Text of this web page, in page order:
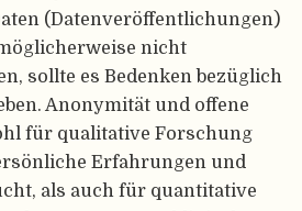
(Datenveröffentlichungen)
nicht
sollte es Bedenken bezüglich
Anonymität und offene
für qualitative Forschung
Erfahrungen und
als auch für quantitative